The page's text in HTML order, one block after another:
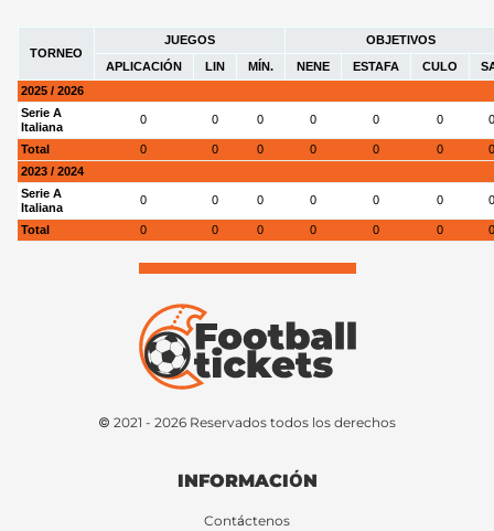
TORNEO
JUEGOS
OBJETIVOS
APLICACIÓN
LIN MÍN. NENE ESTAFA CULO
2025 / 2026
Serie A
Italiana
0 0 0 0 0 0 0
Total 0 0 0 0 0 0
0
2023 / 2024
Serie A
Italiana
0 0 0 0 0 0 0
Total 0 0 0 0 0 0 0
© 2021 - 2026 Reservados todos los derechos
INFORMACIÓN
Contáctenos